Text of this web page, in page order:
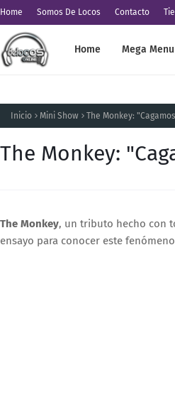
Home Somos De Locos Contacto
Home Mega Menu
Inicio Mini Show The Monkey:
The Monkey:
The Monkey, un tributo hecho con
ensayo para conocer este